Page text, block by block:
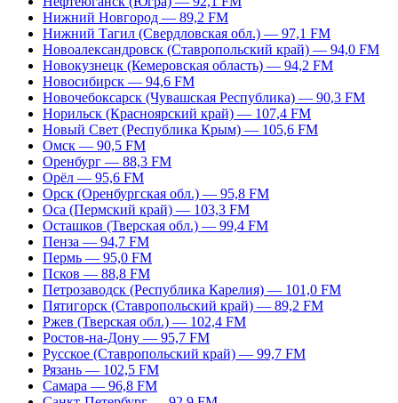
Нижний Новгород — 89,2 FM
Нижний Тагил (Свердловская обл.) — 97,1 FM
Новоалександровск (Ставропольский край) — 94,0 FM
Новокузнецк (Кемеровская область) — 94,2 FM
Новосибирск — 94,6 FM
Новочебоксарск (Чувашская Республика) — 90,3 FM
Норильск (Красноярский край) — 107,4 FM
Новый Свет (Республика Крым) — 105,6 FM
Омск — 90,5 FM
Оренбург — 88,3 FM
Орёл — 95,6 FM
Орск (Оренбургская обл.) — 95,8 FM
Оса (Пермский край) — 103,3 FM
Осташков (Тверская обл.) — 99,4 FM
Пенза — 94,7 FM
Пермь — 95,0 FM
Псков — 88,8 FM
Петрозаводск (Республика Карелия) — 101,0 FM
Пятигорск (Ставропольский край) — 89,2 FM
Ржев (Тверская обл.) — 102,4 FM
Ростов-на-Дону — 95,7 FM
Русское (Ставропольский край) — 99,7 FM
Рязань — 102,5 FM
Самара — 96,8 FM